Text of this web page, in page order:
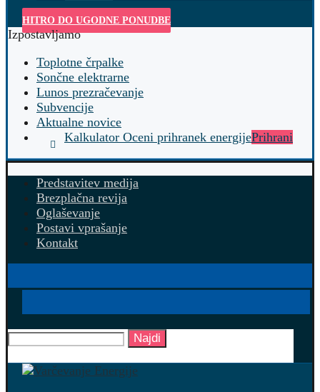
HITRO DO UGODNE PONUDBE
Izpostavljamo
Toplotne črpalke
Sončne elektrarne
Lunos prezračevanje
Subvencije
Aktualne novice
Kalkulator Oceni prihranek energijePrihrani
Predstavitev medija
Brezplačna revija
Oglaševanje
Postavi vprašanje
Kontakt
Najdi